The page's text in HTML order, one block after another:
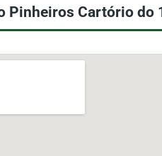
Pinheiros Cartório do